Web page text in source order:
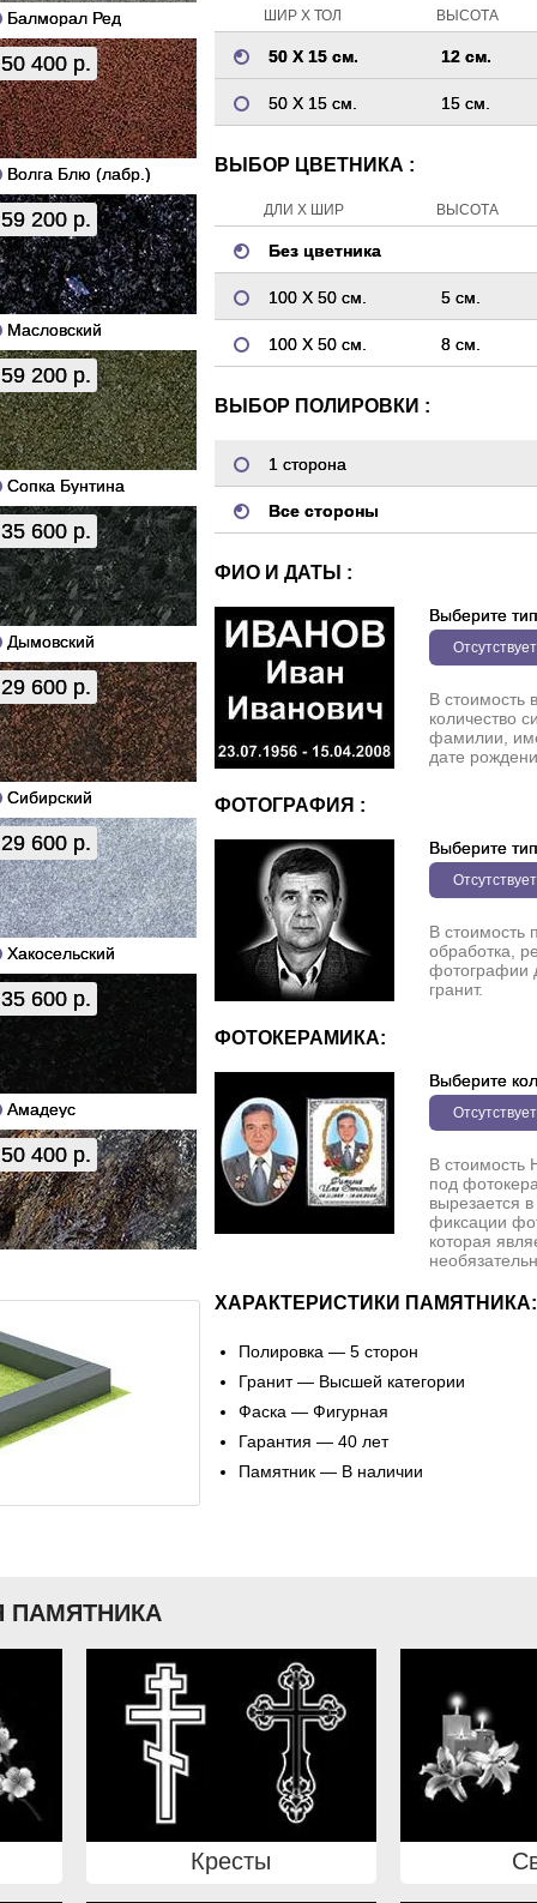
Балморал Ред
50 400 р.
Волга Блю (лабр.)
59 200 р.
Масловский
59 200 р.
Сопка Бунтина
35 600 р.
Дымовский
29 600 р.
Сибирский
29 600 р.
Хакосельский
35 600 р.
Амадеус
50 400 р.
ШИР Х ТОЛ ВЫСОТА
50 Х 15 см. 12 см.
50 Х 15 см. 15 см.
ВЫБОР ЦВЕТНИКА :
ДЛИ Х ШИР ВЫСОТА
Без цветника
100 Х 50 см. 5 см.
100 Х 50 см. 8 см.
ВЫБОР ПОЛИРОВКИ :
1 сторона
Все стороны
ФИО И ДАТЫ :
Выберите тип
Отсутствует
В стоимость
количество
фамилии,
дате
ФОТОГРАФИЯ :
Выберите тип
Отсутствует
В стоимость
обработка,
фотографии
гранит.
ФОТОКЕРАМИКА:
Выберите
Отсутствует
В стоимость
под
вырезается
фиксации
которая
ХАРАКТЕРИСТИКИ ПАМЯТНИКА:
Полировка — 5 сторон
Гранит — Высшей категории
Фаска — Фигурная
Гарантия — 40 лет
Памятник — В наличии
ПАМЯТНИКА
Кресты